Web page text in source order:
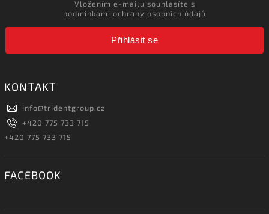
podmínkami ochrany osobních údajů
Přihlásit se
KONTAKT
info@tridentgroup.cz
+420 775 733 715
+420 775 733 715
FACEBOOK